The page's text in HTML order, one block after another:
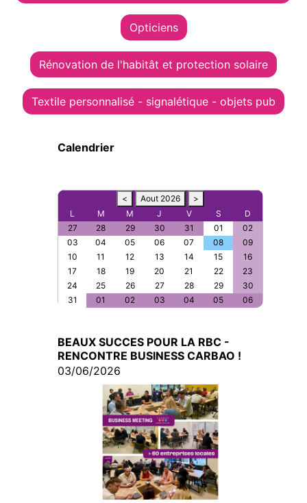
Opticiens
Rénovation de l'habitât et protection solaire
Textile personnalisé - signalétique - objets pub
Calendrier
< Aout 2026
>
L
M M J V S
D
27
28 29 30 31 01
02
03
04 05 06 07 08
09
10
11 12 13 14 15
16
17
18 19 20 21 22
23
24
25 26 27 28 29
30
31
01 02 03 04 05 06
BEAUX SUCCES POUR LA RBC -
RENCONTRE BUSINESS CARBAO !
03/06/2026